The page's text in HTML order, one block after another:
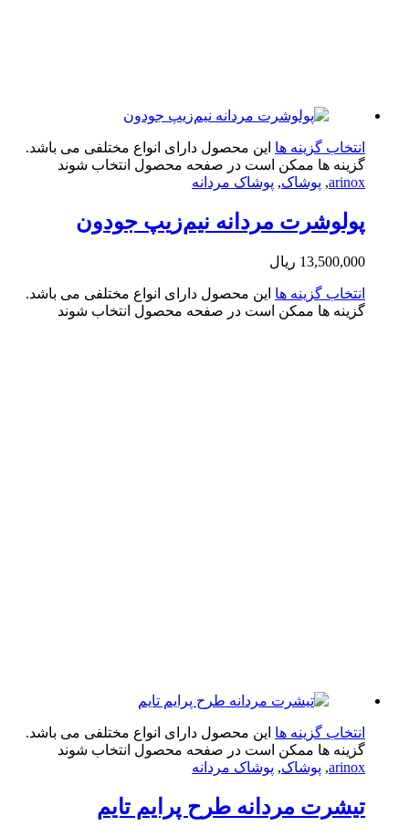
گزینه ها این محصول دارای انواع مختلفی می باشد.
ها ممکن است در صفحه محصول انتخاب شوند
پوشاک,پوشاک مردانه
مردانه نیم‌زیپ جودون
ریال
گزینه ها این محصول دارای انواع مختلفی می باشد.
ها ممکن است در صفحه محصول انتخاب شوند
گزینه ها این محصول دارای انواع مختلفی می باشد.
ها ممکن است در صفحه محصول انتخاب شوند
پوشاک,پوشاک مردانه
مردانه طرح پرایم تایم